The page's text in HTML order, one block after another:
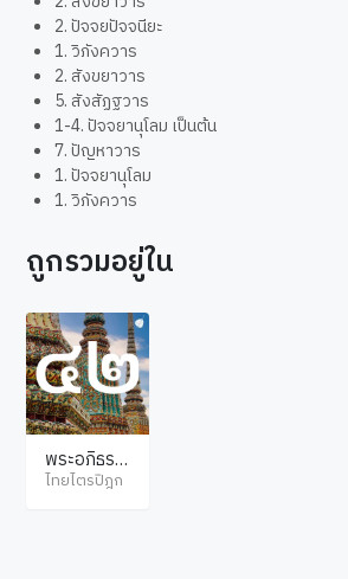
2. ปัจจยปัจจนียะ
1. วิภังควาร
2. สังขยาวาร
5. สังสัฏฐวาร
1-4. ปัจจยานุโลม เป็นต้น
7. ปัญหาวาร
1. ปัจจยานุโลม
1. วิภังควาร
ถูกรวมอยู่ใน
พระอภิธรร
มปิฎก ปัฏฐ
ไทยไตรปิฎก